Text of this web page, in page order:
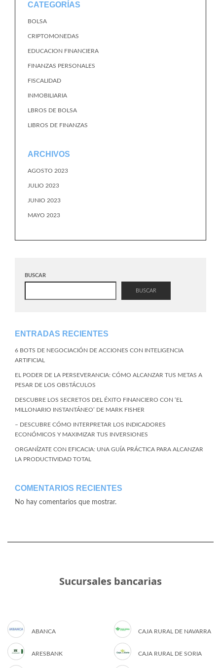
CATEGORÍAS
BOLSA
CRIPTOMONEDAS
EDUCACION FINANCIERA
FINANZAS PERSONALES
FISCALIDAD
INMOBILIARIA
LBROS DE BOLSA
LIBROS DE FINANZAS
ARCHIVOS
AGOSTO 2023
JULIO 2023
JUNIO 2023
MAYO 2023
BUSCAR
BUSCAR
ENTRADAS RECIENTES
6 BOTS DE NEGOCIACIÓN DE ACCIONES CON INTELIGENCIA
ARTIFICIAL
EL PODER DE LA PERSEVERANCIA: CÓMO ALCANZAR TUS METAS A
PESAR DE LOS OBSTÁCULOS
DESCUBRE LOS SECRETOS DEL ÉXITO FINANCIERO CON ‘EL
MILLONARIO INSTANTÁNEO’ DE MARK FISHER
– DESCUBRE CÓMO INTERPRETAR LOS INDICADORES
ECONÓMICOS Y MAXIMIZAR TUS INVERSIONES
ORGANÍZATE CON EFICACIA: UNA GUÍA PRÁCTICA PARA ALCANZAR
LA PRODUCTIVIDAD TOTAL
COMENTARIOS RECIENTES
No hay comentarios que mostrar.
Sucursales bancarias
ABANCA
ARESBANK
CAJA RURAL DE NAVARRA
CAJA RURAL DE SORIA